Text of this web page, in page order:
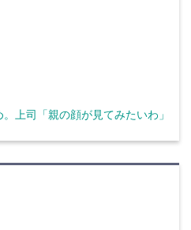
上司「親の顔が見てみたいわ」